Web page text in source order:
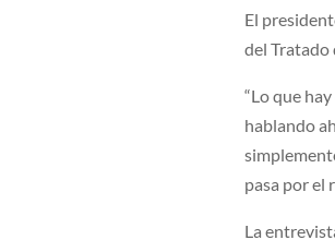
El
del Tratado
“Lo que
hablando
pasa por el
La